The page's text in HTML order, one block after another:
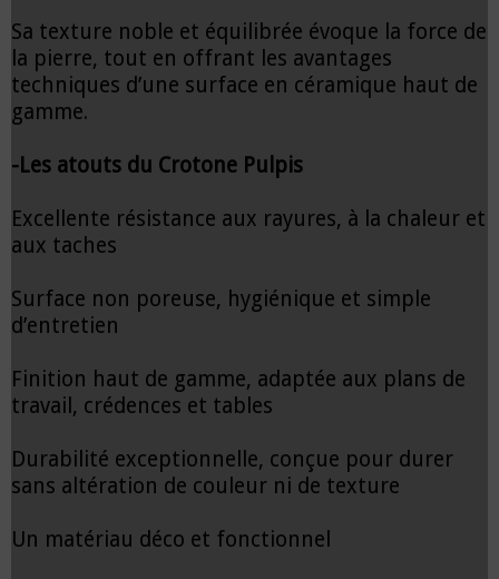
Sa texture noble et équilibrée évoque la force de
la pierre, tout en offrant les avantages
techniques d’une surface en céramique haut de
gamme.
-Les atouts du Crotone Pulpis
Excellente résistance aux rayures, à la chaleur et
aux taches
Surface non poreuse, hygiénique et simple
d’entretien
Finition haut de gamme, adaptée aux plans de
travail, crédences et tables
Durabilité exceptionnelle, conçue pour durer
sans altération de couleur ni de texture
Un matériau déco et fonctionnel